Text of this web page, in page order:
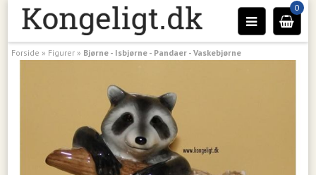
0
Forside » Figurer » Bjørne - Isbjørne - Pandaer - Vaskebjørne